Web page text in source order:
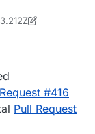
#416
Pull Request